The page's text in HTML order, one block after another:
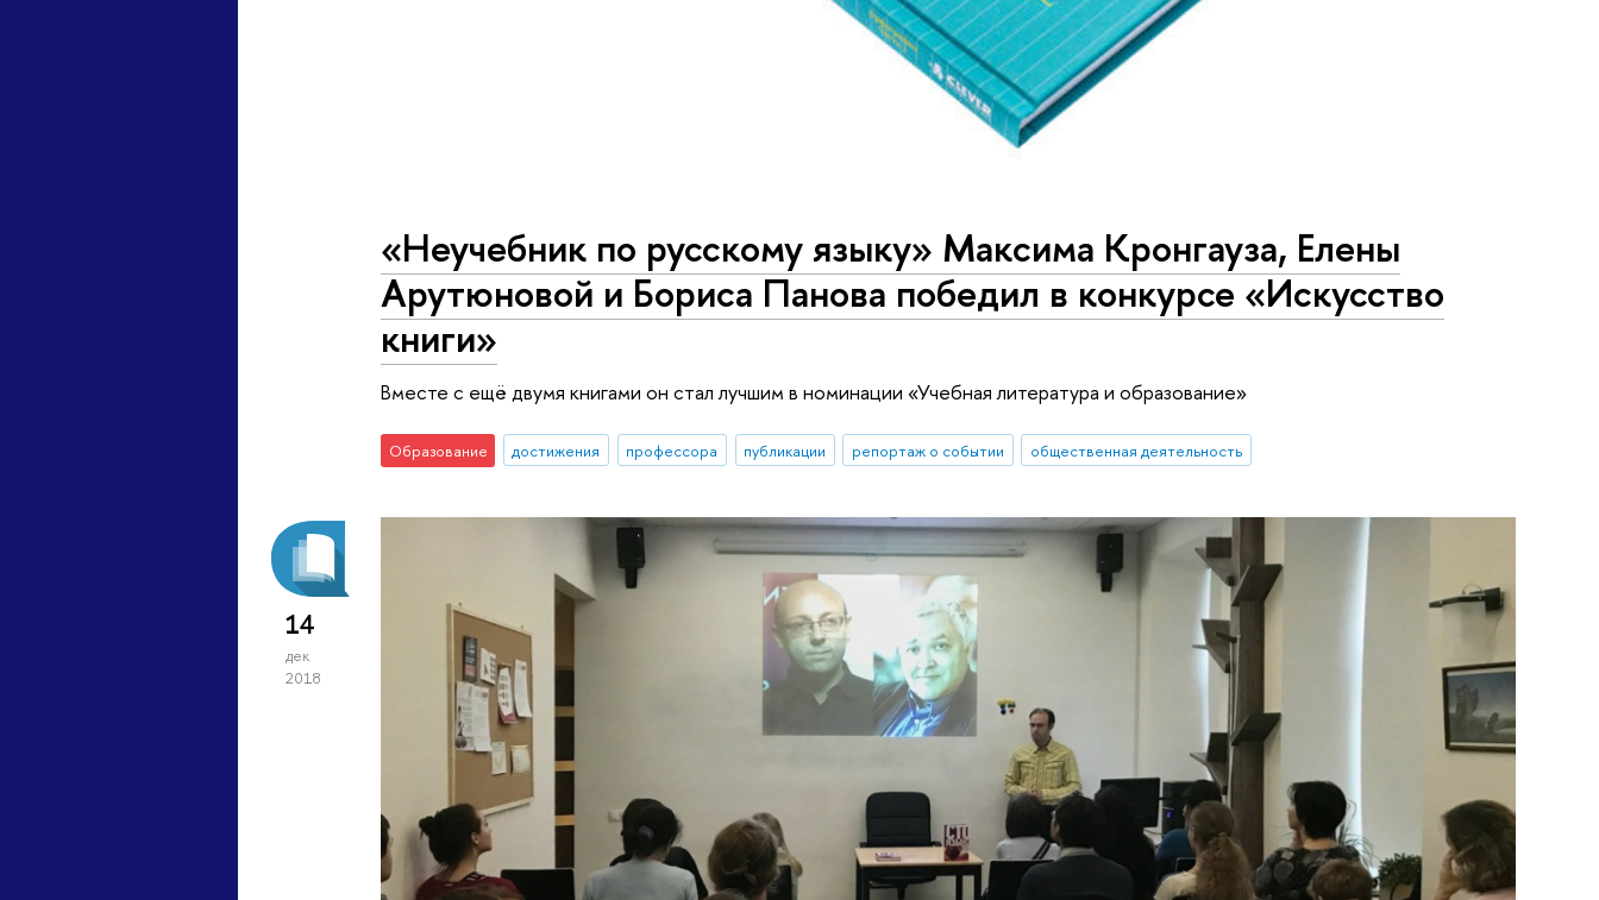
«Неучебник по русскому языку» Максима Кронгауза, Елены
Арутюновой и Бориса Панова победил в конкурсе «Искусство
книги»
Вместе с ещё двумя книгами он стал лучшим в номинации «Учебная литература и образование»
Образование достижения профессора публикации репортаж о событии общественная деятельность
14
дек
2018